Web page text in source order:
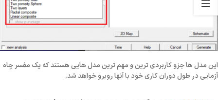
این مدل ها جزو کاربردی ترین و مهم ترین مدل هایی هستند که یک مفسر چاه
آزمایی در طول دوران کاری خود با آنها روبرو خواهد شد.